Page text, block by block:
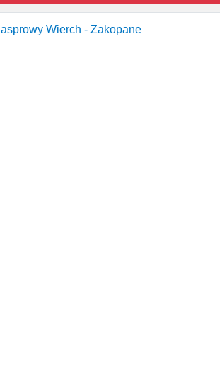
Wierch - Zakopane